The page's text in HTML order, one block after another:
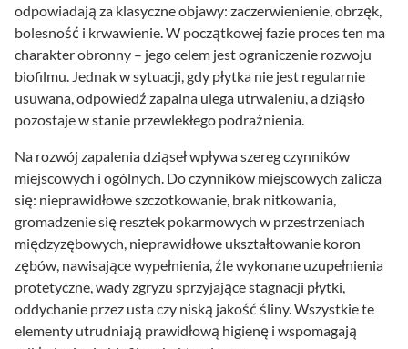
odpowiadają za klasyczne objawy: zaczerwienienie, obrzęk,
bolesność i krwawienie. W początkowej fazie proces ten ma
charakter obronny – jego celem jest ograniczenie rozwoju
biofilmu. Jednak w sytuacji, gdy płytka nie jest regularnie
usuwana, odpowiedź zapalna ulega utrwaleniu, a dziąsło
pozostaje w stanie przewlekłego podrażnienia.
Na rozwój zapalenia dziąseł wpływa szereg czynników
miejscowych i ogólnych. Do czynników miejscowych zalicza
się: nieprawidłowe szczotkowanie, brak nitkowania,
gromadzenie się resztek pokarmowych w przestrzeniach
międzyzębowych, nieprawidłowe ukształtowanie koron
zębów, nawisające wypełnienia, źle wykonane uzupełnienia
protetyczne, wady zgryzu sprzyjające stagnacji płytki,
oddychanie przez usta czy niską jakość śliny. Wszystkie te
elementy utrudniają prawidłową higienę i wspomagają